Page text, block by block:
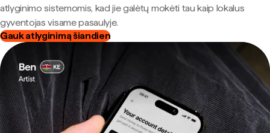
atlyginimo sistemomis, kad jie galėtų mokėti tau kaip lokalus
gyventojas visame pasaulyje.
Gauk atlyginimą šiandien